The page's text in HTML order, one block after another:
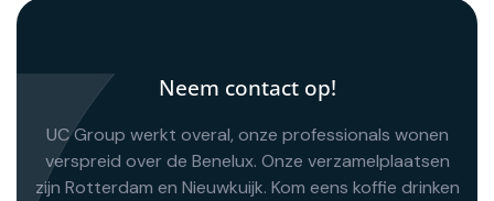
Neem contact op!
UC Group werkt overal, onze professionals wonen
verspreid over de Benelux. Onze verzamelplaatsen
zijn Rotterdam en Nieuwkuijk. Kom eens koffie drinken